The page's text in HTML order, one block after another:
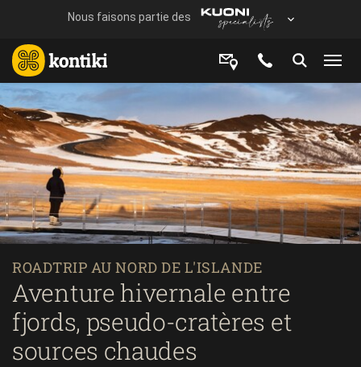
ROADTRIP AU NORD DE L'ISLANDE
Aventure hivernale entre
fjords, pseudo-cratères et
sources chaudes